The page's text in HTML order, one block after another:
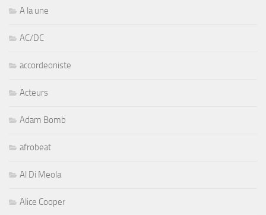
A la une
AC/DC
accordeoniste
Acteurs
Adam Bomb
afrobeat
Al Di Meola
Alice Cooper